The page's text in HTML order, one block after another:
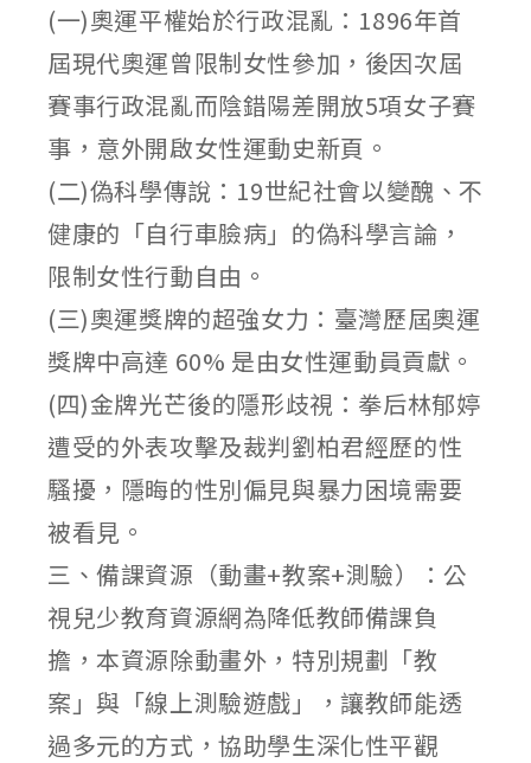
(一)奧運平權始於行政混亂：1896年首
屆現代奧運曾限制女性參加，後因次屆
賽事行政混亂而陰錯陽差開放5項女子賽
事，意外開啟女性運動史新頁。
(二)偽科學傳說：19世紀社會以變醜、不
健康的「自行車臉病」的偽科學言論，
限制女性行動自由。
(三)奧運獎牌的超強女力：臺灣歷屆奧運
獎牌中高達 60% 是由女性運動員貢獻。
(四)金牌光芒後的隱形歧視：拳后林郁婷
遭受的外表攻擊及裁判劉柏君經歷的性
騷擾，隱晦的性別偏見與暴力困境需要
被看見。
三、備課資源（動畫+教案+測驗）：公
視兒少教育資源網為降低教師備課負
擔，本資源除動畫外，特別規劃「教
案」與「線上測驗遊戲」，讓教師能透
過多元的方式，協助學生深化性平觀